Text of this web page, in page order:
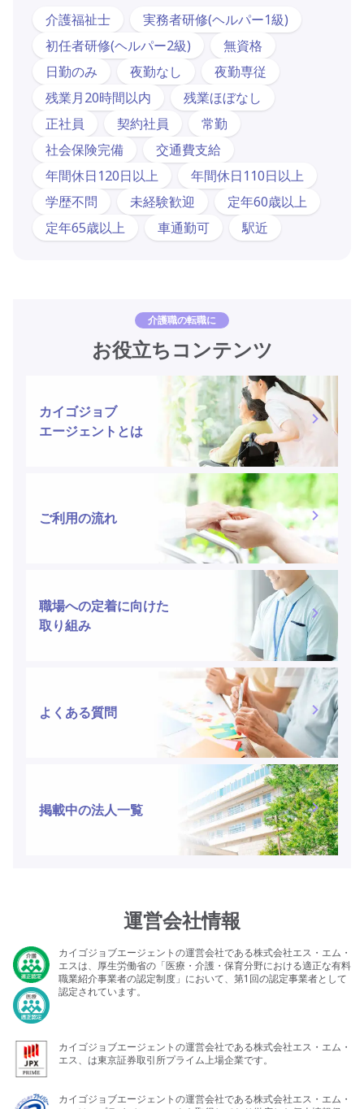
介護福祉士
実務者研修(ヘルパー1級)
初任者研修(ヘルパー2級)
無資格
日勤のみ
夜勤なし
夜勤専従
残業月20時間以内
残業ほぼなし
正社員
契約社員
常勤
社会保険完備
交通費支給
年間休日120日以上
年間休日110日以上
学歴不問
未経験歓迎
定年60歳以上
定年65歳以上
車通勤可 駅近
介護職の転職に
お役立ちコンテンツ
カイゴジョブ
エージェントとは
ご利用の流れ
職場への定着に向けた
取り組み
よくある質問
掲載中の法人一覧
今のお気持ちは どちらに近いですか？
運営会社情報
カイゴジョブエージェントの運営会社である株式会社エス・エム・
エスは、厚生労働省の「医療・介護・保育分野における適正な有料
職業紹介事業者の認定制度」において、第1回の認定事業者として
認定されています。
カイゴジョブエージェントの運営会社である株式会社エス・エム・
エス、は東京証券取引所プライム上場企業です。
カイゴジョブエージェントの運営会社である株式会社エス・エム・